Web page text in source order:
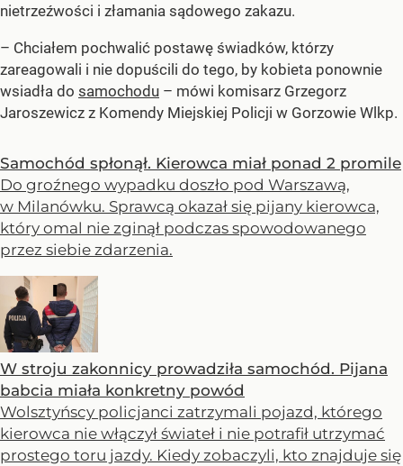
nietrzeźwości i złamania sądowego zakazu.
– Chciałem pochwalić postawę świadków, którzy
zareagowali i nie dopuścili do tego, by kobieta ponownie
wsiadła do samochodu – mówi komisarz Grzegorz
Jaroszewicz z Komendy Miejskiej Policji w Gorzowie Wlkp.
Samochód spłonął. Kierowca miał ponad 2 promile
Do groźnego wypadku doszło pod Warszawą,
w Milanówku. Sprawcą okazał się pijany kierowca,
który omal nie zginął podczas spowodowanego
przez siebie zdarzenia.
W stroju zakonnicy prowadziła samochód. Pijana
babcia miała konkretny powód
Wolsztyńscy policjanci zatrzymali pojazd, którego
kierowca nie włączył świateł i nie potrafił utrzymać
prostego toru jazdy. Kiedy zobaczyli, kto znajduje się